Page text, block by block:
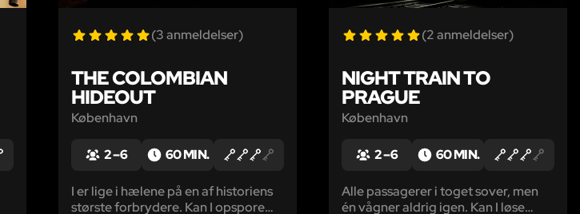
(3 anmeldelser)
THE COLOMBIAN
HIDEOUT
København
2 – 6 60 MIN.
I er lige i hælene på en af historiens
største forbrydere. Kan I opspore
(2 anmeldelser)
NIGHT TRAIN TO
PRAGUE
København
2 – 6 60 MIN.
Alle passagerer i toget sover, men
én vågner aldrig igen. Kan I løse